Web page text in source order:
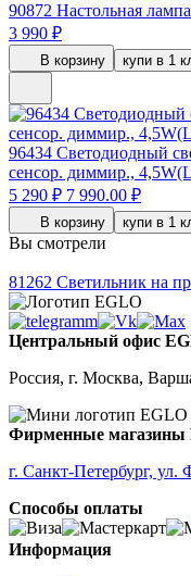
90872 Настольная
3 990 ₽
В корзину купи в 1
96434 Светодиодный
сенсор. диммир.,
5 290 ₽ 7 990.00 ₽
В корзину купи в 1
Вы смотрели
81262 Светильник на
Центральный офис
Россия, г. Москва,
Фирменные магазины
г. Санкт-Петербург,
Способы оплаты
Информация